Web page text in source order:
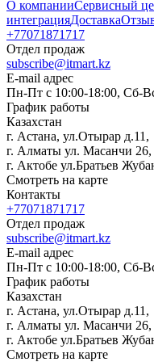
О компанииСервисный
интеграцияДоставка
+77071871717
Отдел продаж
subscribe@itmart.kz
E-mail адрес
Пн-Пт с 10:00-18:00, Сб-
График работы
Казахстан
г. Астана, ул.Отырар д.11,
г. Алматы ул. Масанчи 26,
г. Актобе ул.Братьев
Смотреть на карте
Контакты
+77071871717
Отдел продаж
subscribe@itmart.kz
E-mail адрес
Пн-Пт с 10:00-18:00, Сб-
График работы
Казахстан
г. Астана, ул.Отырар д.11,
г. Алматы ул. Масанчи 26,
г. Актобе ул.Братьев
Смотреть на карте